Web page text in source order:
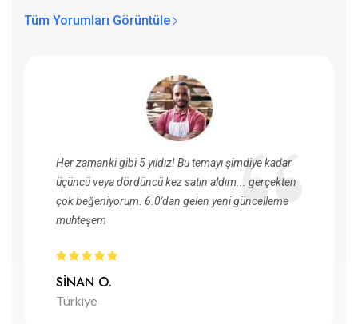
Tüm Yorumları Görüntüle
Her zamanki gibi 5 yıldız! Bu temayı şimdiye kadar
üçüncü veya dördüncü kez satın aldım... gerçekten
çok beğeniyorum. 6.0'dan gelen yeni güncelleme
muhteşem
SINAN O.
Türkiye